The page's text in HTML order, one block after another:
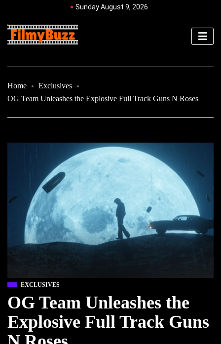
Sunday August 9, 2026
Home
Exclusives
OG Team Unleashes the Explosive Full Track Guns N Roses
EXCLUSIVES
OG Team Unleashes the
Explosive Full Track Guns